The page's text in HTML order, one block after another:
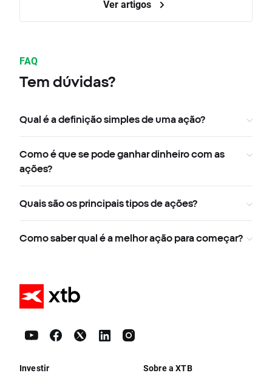
Ver artigos
FAQ
Tem dúvidas?
Qual é a definição simples de uma ação?
Como é que se pode ganhar dinheiro com as
ações?
Quais são os principais tipos de ações?
Como saber qual é a melhor ação para começar?
Investir Sobre a XTB